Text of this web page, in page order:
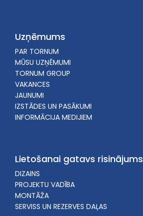
Uzņēmums
PAR TORNUM
MŪSU UZŅĒMUMI
TORNUM GROUP
VAKANCES
JAUNUMI
IZSTĀDES UN PASĀKUMI
INFORMĀCIJA MEDIJIEM
Lietošanai gatavs risinājums
DIZAINS
PROJEKTU VADĪBA
MONTĀŽA
SERVISS UN REZERVES DAĻAS